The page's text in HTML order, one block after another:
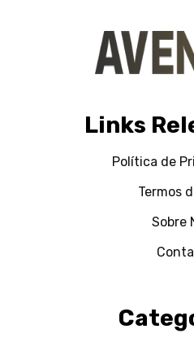
Links
Política de
Termos
Sobre